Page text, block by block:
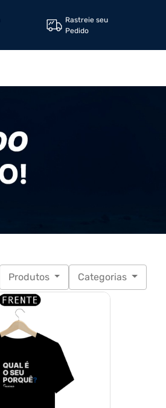
Rastreie seu
Pedido
Produtos Categorias